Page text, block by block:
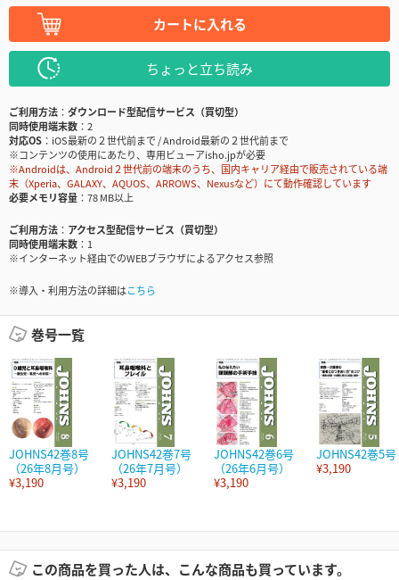
カートに入れる
ちょっと立ち読み
ご利用方法
ダウンロード型配信サービス（買切型）
同時使用端末数
2
対応OS
iOS最新の２世代前まで / Android最新の２世代前まで
※コンテンツの使用にあたり、専用ビューアisho.jpが必要
※Androidは、Android２世代前の端末のうち、国内キャリア経由で販売されている端
末（Xperia、GALAXY、AQUOS、ARROWS、Nexusなど）にて動作確認しています
必要メモリ容量
78 MB以上
ご利用方法
アクセス型配信サービス（買切型）
同時使用端末数
1
※インターネット経由でのWEBブラウザによるアクセス参照
※導入・利用方法の詳細はこちら
巻号一覧
JOHNS42巻8号
（26年8月号）
¥3,190
JOHNS42巻7号
（26年7月号）
¥3,190
JOHNS42巻6号
（26年6月号）
¥3,190
JOHNS42巻5号
¥3,190
この商品を買った人は、こんな商品も買っています。